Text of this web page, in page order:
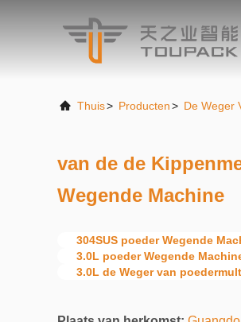
Thuis> Producten> De Weger
van de de
Wegende Machine
304SUS poeder Wegende
3.0L poeder Wegende
3.0L de Weger van